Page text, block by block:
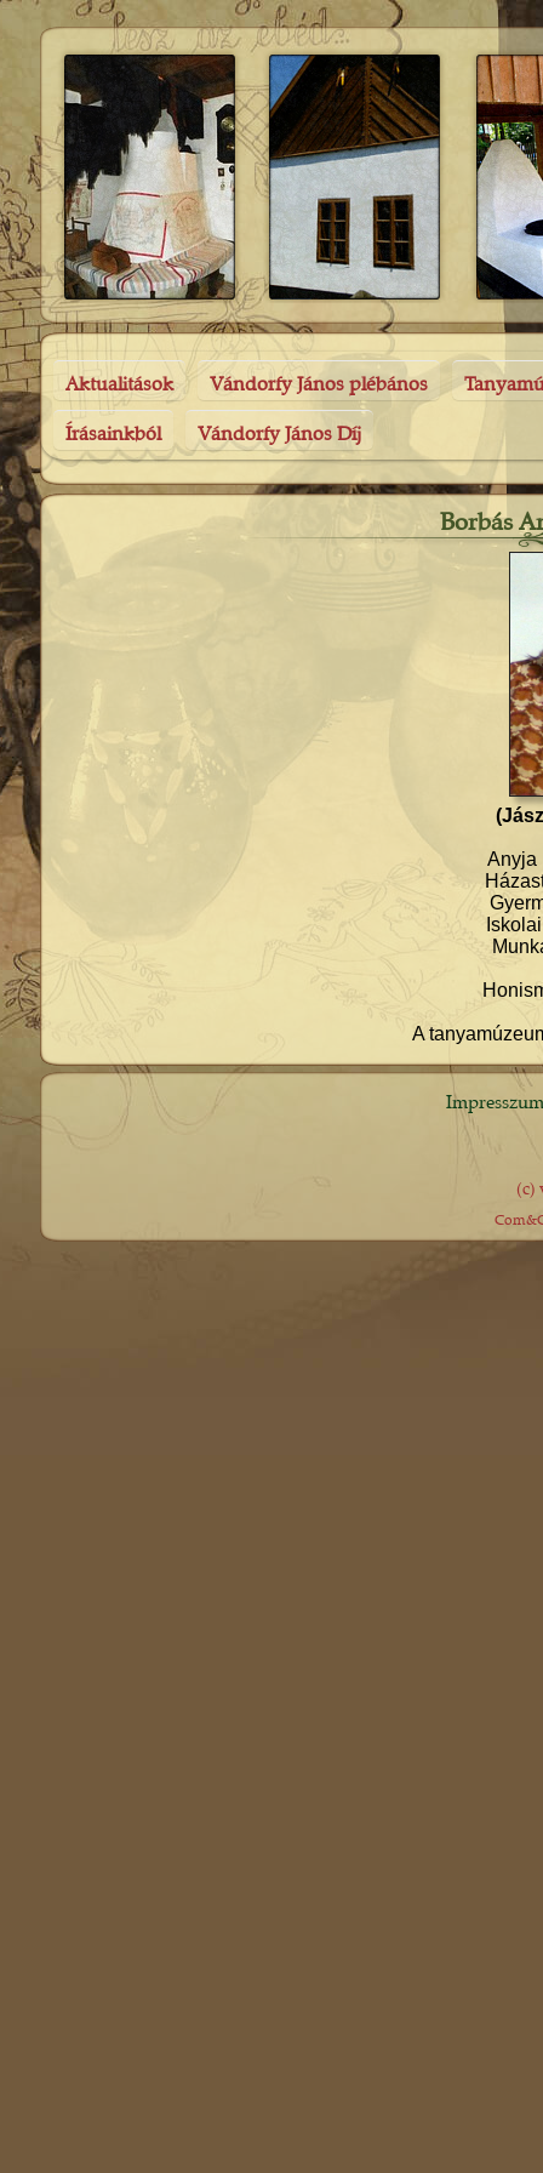
Aktualitások Vándorfy János plébános
Írásainkból Vándorfy János Díj
Borbás
Anyja
A
Impresszum
(c)